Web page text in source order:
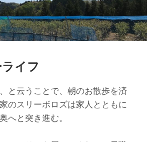
イフ
と云うことで、朝のお散歩を済
のスリーボロズは家人とともに
へと突き進む。